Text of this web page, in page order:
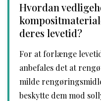
Hvordan
deres levetid?
For at forlænge
anbefales det at
milde
beskytte dem mod